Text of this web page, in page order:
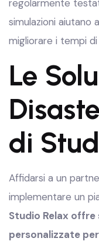
regolarmente
simulazioni aiutano
migliorare i tempi
Le
di
Affidarsi a un
implementare un
Studio Relax offre
personalizzate